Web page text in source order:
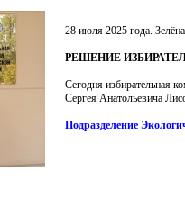
28 июля 2025 года.
РЕШЕНИЕ
Сегодня избирательная
Сергея Анатольевича
Подразделение